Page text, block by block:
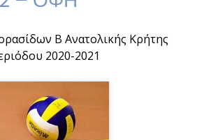
Β Ανατολικής Κρήτης
2020-2021